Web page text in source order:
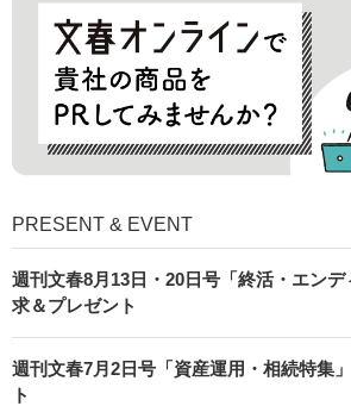
PRESENT & EVENT
週刊文春8月13日・20日号「終活・エン
求＆プレゼント
週刊文春7月2日号「資産運用・相続特集
ト